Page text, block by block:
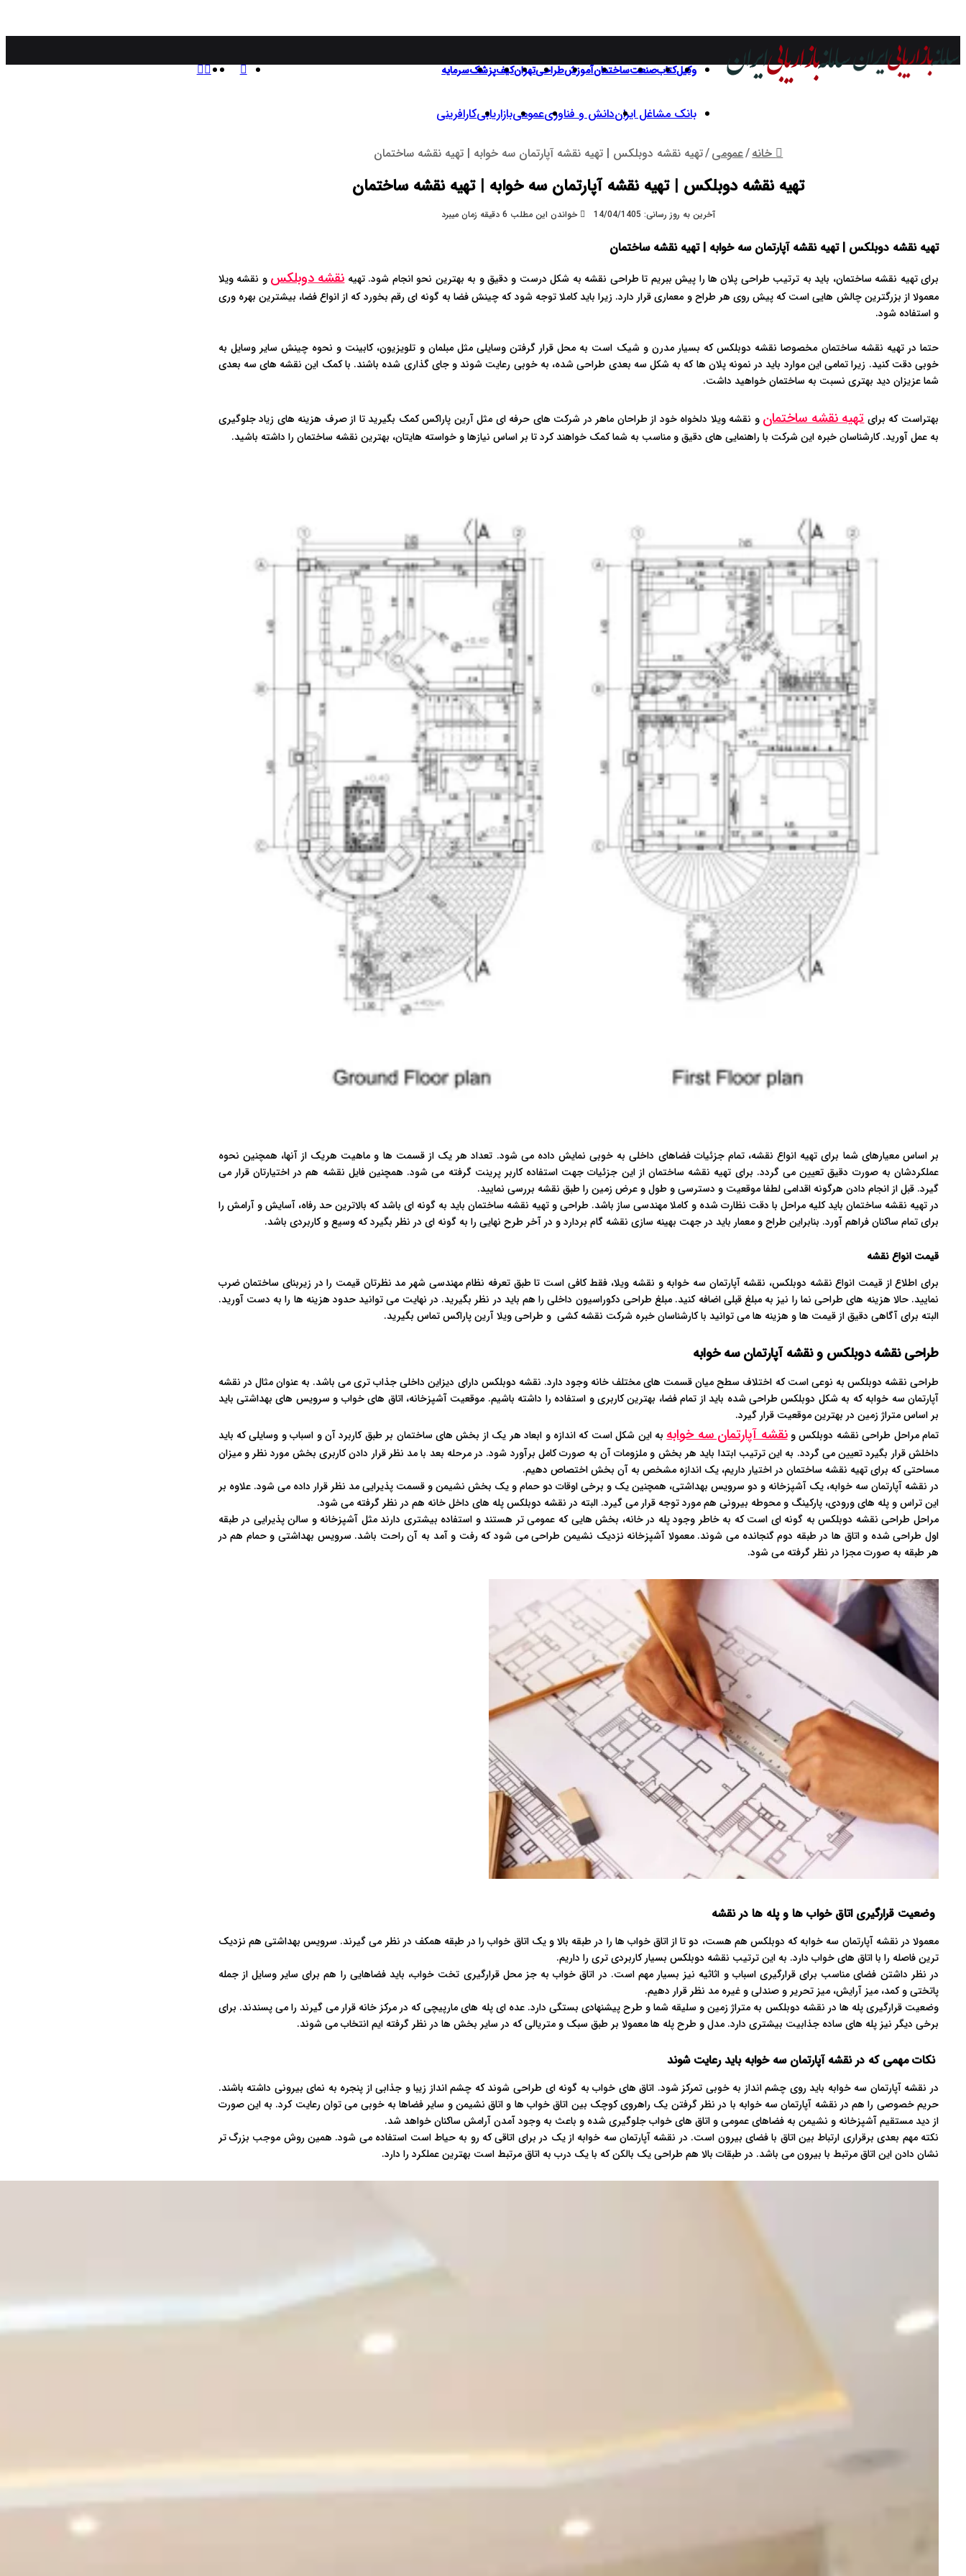
جستجو
تغییر منو وکیلکتابصنعتساختمانآموزشطراحیتهرانکیفپزشکسرمایه
بانک مشاغل ایراندانش و فناوریعمومیبازاریابیکارافرینی
خانه/عمومی/تهیه نقشه دوبلکس | تهیه نقشه آپارتمان سه خوابه | تهیه نقشه ساختمان
تهیه نقشه دوبلکس | تهیه نقشه آپارتمان سه خوابه | تهیه نقشه ساختمان
آخرین به روز رسانی: 14/04/1405 خواندن این مطلب 6 دقیقه زمان میبرد
تهیه نقشه دوبلکس | تهیه نقشه آپارتمان سه خوابه | تهیه نقشه ساختمان
برای تهیه نقشه ساختمان، باید به ترتیب طراحی پلان ها را پیش ببریم تا طراحی نقشه به شکل درست و دقیق و به بهترین نحو انجام شود. تهیهنقشه دوبلکس و نقشه ویلا
معمولا از بزرگترین چالش هایی است که پیش روی هر طراح و معماری قرار دارد. زیرا باید کاملا توجه شود که چینش فضا به گونه ای رقم بخورد که از انواع فضا، بیشترین بهره وری
و استفاده شود.
حتما در تهیه نقشه ساختمان مخصوصا نقشه دوبلکس که بسیار مدرن و شیک است به محل قرار گرفتن وسایلی مثل مبلمان و تلویزیون، کابینت و نحوه چینش سایر وسایل به
خوبی دقت کنید. زیرا تمامی این موارد باید در نمونه پلان ها که به شکل سه بعدی طراحی شده، به خوبی رعایت شوند و جای گذاری شده باشند. با کمک این نقشه های سه بعدی
شما عزیزان دید بهتری نسبت به ساختمان خواهید داشت.
بهتراست که برایتهیه نقشه ساختمان و نقشه ویلا دلخواه خود از طراحان ماهر در شرکت های حرفه ای مثل آرین پاراکس کمک بگیرید تا از صرف هزینه های زیاد جلوگیری
به عمل آورید. کارشناسان خبره این شرکت با راهنمایی های دقیق و مناسب به شما کمک خواهند کرد تا بر اساس نیازها و خواسته هایتان، بهترین نقشه ساختمان را داشته باشید.
بر اساس معیارهای شما برای تهیه انواع نقشه، تمام جزئیات فضاهای داخلی به خوبی نمایش داده می شود. تعداد هر یک از قسمت ها و ماهیت هریک از آنها، همچنین نحوه
عملکردشان به صورت دقیق تعیین می گردد. برای تهیه نقشه ساختمان از این جزئیات جهت استفاده کاربر پرینت گرفته می شود. همچنین فایل نقشه هم در اختیارتان قرار می
گیرد. قبل از انجام دادن هرگونه اقدامی لطفا موقعیت و دسترسی و طول و عرض زمین را طبق نقشه بررسی نمایید.
در تهیه نقشه ساختمان باید کلیه مراحل با دقت نظارت شده و کاملا مهندسی ساز باشد. طراحی و تهیه نقشه ساختمان باید به گونه ای باشد که بالاترین حد رفاه، آسایش و آرامش را
برای تمام ساکنان فراهم آورد. بنابراین طراح و معمار باید در جهت بهینه سازی نقشه گام بردارد و در آخر طرح نهایی را به گونه ای در نظر بگیرد که وسیع و کاربردی باشد.
قیمت انواع نقشه
برای اطلاع از قیمت انواع نقشه دوبلکس، نقشه آپارتمان سه خوابه و نقشه ویلا، فقط کافی است تا طبق تعرفه نظام مهندسی شهر مد نظرتان قیمت را در زیربنای ساختمان ضرب
نمایید. حالا هزینه های طراحی نما را نیز به مبلغ قبلی اضافه کنید. مبلغ طراحی دکوراسیون داخلی را هم باید در نظر بگیرید. در نهایت می توانید حدود هزینه ها را به دست آورید.
البته برای آگاهی دقیق از قیمت ها و هزینه ها می توانید با کارشناسان خبره شرکت نقشه کشی و طراحی ویلا آرین پاراکس تماس بگیرید.
طراحی نقشه دوبلکس و نقشه آپارتمان سه خوابه
طراحی نقشه دوبلکس به نوعی است که اختلاف سطح میان قسمت های مختلف خانه وجود دارد. نقشه دوبلکس دارای دیزاین داخلی جذاب تری می باشد. به عنوان مثال در نقشه
آپارتمان سه خوابه که به شکل دوبلکس طراحی شده باید از تمام فضا، بهترین کاربری و استفاده را داشته باشیم. موقعیت آشپزخانه، اتاق های خواب و سرویس های بهداشتی باید
بر اساس متراژ زمین در بهترین موقعیت قرار گیرد.
تمام مراحل طراحی نقشه دوبلکس ونقشه آپارتمان سه خوابهبه این شکل است که اندازه و ابعاد هر یک از بخش های ساختمان بر طبق کاربرد آن و اسباب و وسایلی که باید
داخلش قرار بگیرد تعیین می گردد. به این ترتیب ابتدا باید هر بخش و ملزومات آن به صورت کامل برآورد شود. در مرحله بعد با مد نظر قرار دادن کاربری بخش مورد نظر و میزان
مساحتی که برای تهیه نقشه ساختمان در اختیار داریم، یک اندازه مشخص به آن بخش اختصاص دهیم.
در نقشه آپارتمان سه خوابه، یک آشپزخانه و دو سرویس بهداشتی، همچنین یک و برخی اوقات دو حمام و یک بخش نشیمن و قسمت پذیرایی مد نظر قرار داده می شود. علاوه بر
این تراس و پله های ورودی، پارکینگ و محوطه بیرونی هم مورد توجه قرار می گیرد. البته در نقشه دوبلکس پله های داخل خانه هم در نظر گرفته می شود.
مراحل طراحی نقشه دوبلکس به گونه ای است که به خاطر وجود پله در خانه، بخش هایی که عمومی تر هستند و استفاده بیشتری دارند مثل آشپزخانه و سالن پذیرایی در طبقه
اول طراحی شده و اتاق ها در طبقه دوم گنجانده می شوند. معمولا آشپزخانه نزدیک نشیمن طراحی می شود که رفت و آمد به آن راحت باشد. سرویس بهداشتی و حمام هم در
هر طبقه به صورت مجزا در نظر گرفته می شود.
وضعیت قرارگیری اتاق خواب ها و پله ها در نقشه
معمولا در نقشه آپارتمان سه خوابه که دوبلکس هم هست، دو تا از اتاق خواب ها را در طبقه بالا و یک اتاق خواب را در طبقه همکف در نظر می گیرند. سرویس بهداشتی هم نزدیک
ترین فاصله را با اتاق های خواب دارد. به این ترتیب نقشه دوبلکس بسیار کاربردی تری را داریم.
در نظر داشتن فضای مناسب برای قرارگیری اسباب و اثاثیه نیز بسیار مهم است. در اتاق خواب به جز محل قرارگیری تخت خواب، باید فضاهایی را هم برای سایر وسایل از جمله
پاتختی و کمد، میز آرایش، میز تحریر و صندلی و غیره مد نظر قرار دهیم.
وضعیت قرارگیری پله ها در نقشه دوبلکس به متراژ زمین و سلیقه شما و طرح پیشنهادی بستگی دارد. عده ای پله های مارپیچی که در مرکز خانه قرار می گیرند را می پسندند. برای
برخی دیگر نیز پله های ساده جذابیت بیشتری دارد. مدل و طرح پله ها معمولا بر طبق سبک و متریالی که در سایر بخش ها در نظر گرفته ایم انتخاب می شوند.
نکات مهمی که در نقشه آپارتمان سه خوابه باید رعایت شوند
در نقشه آپارتمان سه خوابه باید روی چشم انداز به خوبی تمرکز شود. اتاق های خواب به گونه ای طراحی شوند که چشم انداز زیبا و جذابی از پنجره به نمای بیرونی داشته باشند.
حریم خصوصی را هم در نقشه آپارتمان سه خوابه با در نظر گرفتن یک راهروی کوچک بین اتاق خواب ها و اتاق نشیمن و سایر فضاها به خوبی می توان رعایت کرد. به این صورت
از دید مستقیم آشپزخانه و نشیمن به فضاهای عمومی و اتاق های خواب جلوگیری شده و باعث به وجود آمدن آرامش ساکنان خواهد شد.
نکته مهم بعدی برقراری ارتباط بین اتاق با فضای بیرون است. در نقشه آپارتمان سه خوابه از یک در برای اتاقی که رو به حیاط است استفاده می شود. همین روش موجب بزرگ تر
نشان دادن این اتاق مرتبط با بیرون می باشد. در طبقات بالا هم طراحی یک بالکن که با یک درب به اتاق مرتبط است بهترین عملکرد را دارد.